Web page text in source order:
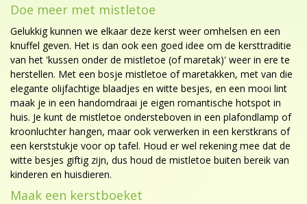
Doe meer met mistletoe
Gelukkig kunnen we elkaar deze kerst weer omhelsen en een
knuffel geven. Het is dan ook een goed idee om de kersttraditie
van het 'kussen onder de mistletoe (of maretak)' weer in ere te
herstellen. Met een bosje mistletoe of maretakken, met van die
elegante olijfachtige blaadjes en witte besjes, en een mooi lint
maak je in een handomdraai je eigen romantische hotspot in
huis. Je kunt de mistletoe ondersteboven in een plafondlamp of
kroonluchter hangen, maar ook verwerken in een kerstkrans of
een kerststukje voor op tafel. Houd er wel rekening mee dat de
witte besjes giftig zijn, dus houd de mistletoe buiten bereik van
kinderen en huisdieren.
Maak een kerstboeket